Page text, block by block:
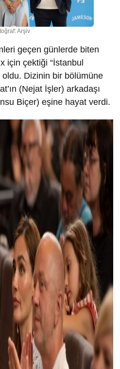
Arşiv
geçen günlerde biten
için çektiği “İstanbul
oldu. Dizinin bir bölümüne
(Nejat İşler) arkadaşı
Biçer) eşine hayat verdi.